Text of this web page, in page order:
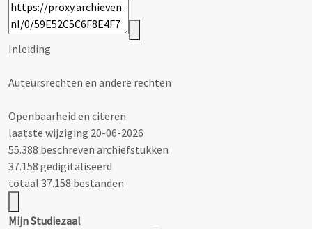
Inleiding
Auteursrechten en andere rechten
Openbaarheid en citeren
laatste wijziging 20-06-2026
55.388 beschreven archiefstukken
37.158 gedigitaliseerd
totaal 37.158 bestanden
Mijn Studiezaal